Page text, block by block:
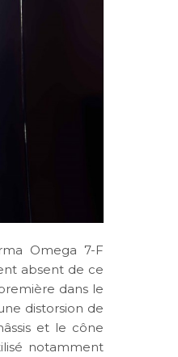
Omega 7-F
absent de ce
dans le
distorsion de
et le cône
notamment